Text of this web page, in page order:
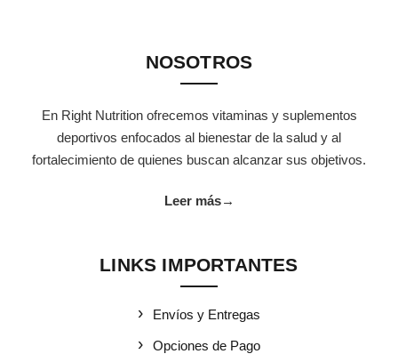
NOSOTROS
En Right Nutrition ofrecemos vitaminas y suplementos
deportivos enfocados al bienestar de la salud y al
fortalecimiento de quienes buscan alcanzar sus objetivos.
Leer más→
LINKS IMPORTANTES
Envíos y Entregas
Opciones de Pago